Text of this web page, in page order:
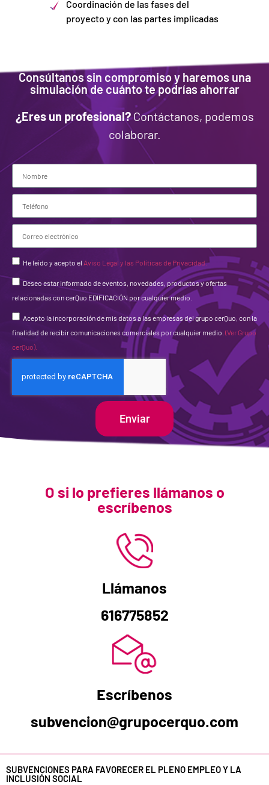
Coordinación de las fases del
proyecto y con las partes implicadas
Consúltanos sin compromiso y haremos una
simulación de cuánto te podrías ahorrar
¿Eres un profesional?Contáctanos, podemos
colaborar.
He leído y acepto el Aviso Legal y las Políticas de Privacidad.
Deseo estar informado de eventos, novedades, productos y ofertas
relacionadas con cerQuo EDIFICACIÓN por cualquier medio.
Acepto la incorporación de mis datos a las empresas del grupo cerQuo, con la
finalidad de recibir comunicaciones comerciales por cualquier medio. (Ver Grupo
cerQuo).
Enviar
O si lo prefieres llámanos o
escríbenos
Llámanos
616775852
Escríbenos
subvencion@grupocerquo.com
SUBVENCIONES PARA FAVORECER EL PLENO EMPLEO Y LA
INCLUSIÓN SOCIAL